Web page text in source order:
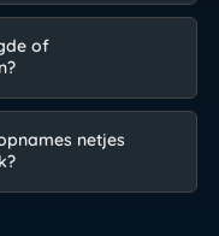
of
netjes